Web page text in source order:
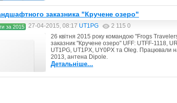
заказника "Кручене озеро"
за 2015 27-04-2015, 08:17 UT1PG 2 115 0
26 квітня 2015 року командою "Frogs
заказник "Кручене озеро" UFF: UTFF-1118,
UT1PG, UT1PX, UY0PX та Oleg. Працювали
2013, антена Dipole.
Детальніше...